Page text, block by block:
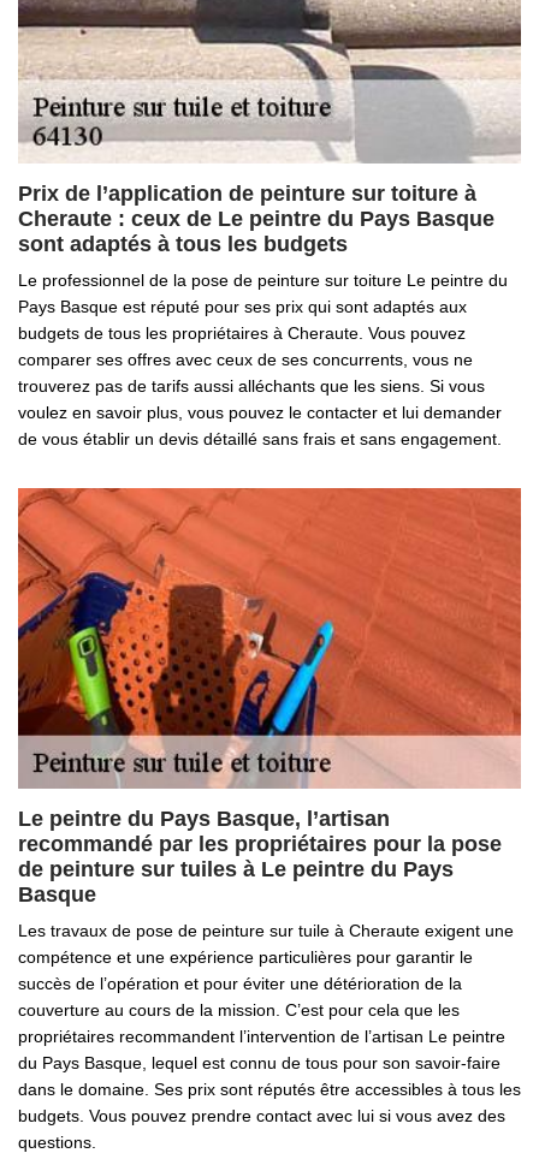
Prix de l’application de peinture sur toiture à
Cheraute : ceux de Le peintre du Pays Basque
sont adaptés à tous les budgets
Le professionnel de la pose de peinture sur toiture Le peintre du
Pays Basque est réputé pour ses prix qui sont adaptés aux
budgets de tous les propriétaires à Cheraute. Vous pouvez
comparer ses offres avec ceux de ses concurrents, vous ne
trouverez pas de tarifs aussi alléchants que les siens. Si vous
voulez en savoir plus, vous pouvez le contacter et lui demander
de vous établir un devis détaillé sans frais et sans engagement.
Le peintre du Pays Basque, l’artisan
recommandé par les propriétaires pour la pose
de peinture sur tuiles à Le peintre du Pays
Basque
Les travaux de pose de peinture sur tuile à Cheraute exigent une
compétence et une expérience particulières pour garantir le
succès de l’opération et pour éviter une détérioration de la
couverture au cours de la mission. C’est pour cela que les
propriétaires recommandent l’intervention de l’artisan Le peintre
du Pays Basque, lequel est connu de tous pour son savoir-faire
dans le domaine. Ses prix sont réputés être accessibles à tous les
budgets. Vous pouvez prendre contact avec lui si vous avez des
questions.